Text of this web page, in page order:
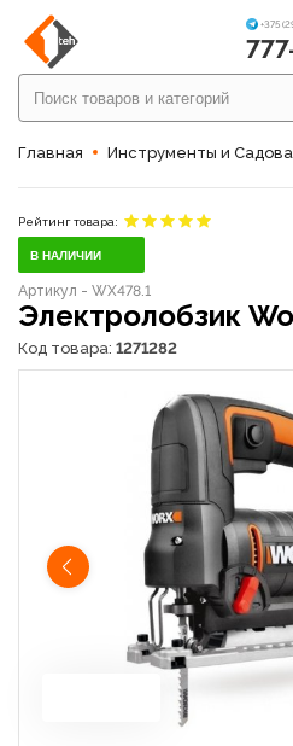
+375
Главная Инструменты и
Рейтинг товара:
В НАЛИЧИИ
Артикул - WX478.1
Электролобзик
Код товара: 1271282